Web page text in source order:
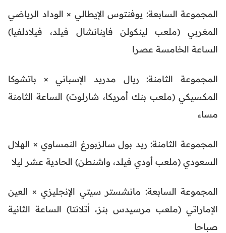
المجموعة السابعة: يوفنتوس الإيطالي × الوداد الرياضي
المغربي (ملعب لينكولن فاينانشال فيلد، فيلادلفيا)
الساعة الخامسة عصرا
المجموعة الثامنة: ريال مدريد الإسباني × باتشوكا
المكسيكي (ملعب بنك أمريكا، شارلوت) الساعة الثامنة
مساء
المجموعة الثامنة: ريد بول سالزبورغ النمساوي × الهلال
السعودي (ملعب أودي فيلد، واشنطن) الحادية عشر ليلا
المجموعة السابعة: مانشستر سيتي الإنجليزي × العين
الإماراتي (ملعب مرسيدس بنز، أتلانتا) الساعة الثانية
صباحا